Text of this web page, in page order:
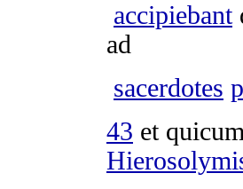
accipiebant
ad
sacerdotes
43 et